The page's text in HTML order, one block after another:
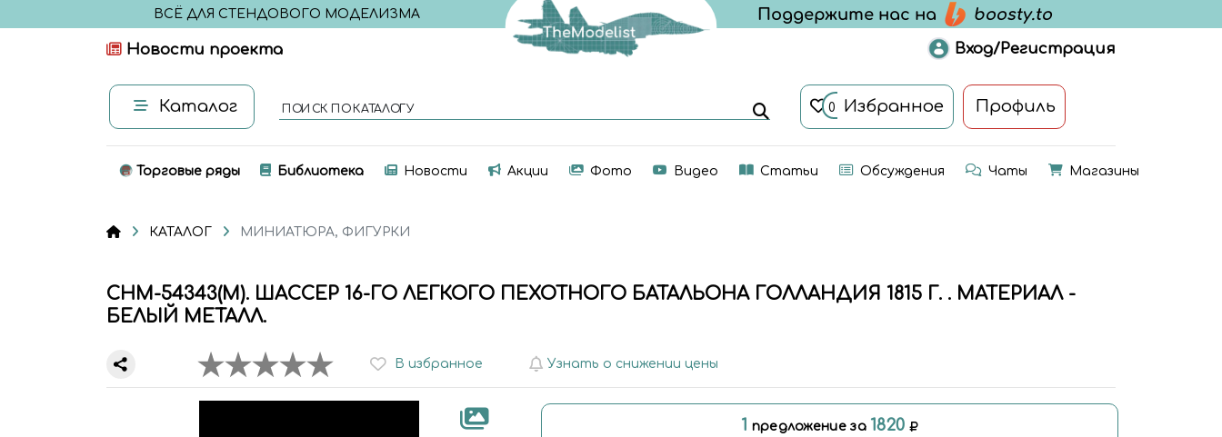
ВСЁ ДЛЯ СТЕНДОВОГО МОДЕЛИЗМА
Новости проекта Вход/Регистрация
Каталог ПОИСК ПО КАТАЛОГУ 0 Избранное Профиль
Торговые ряды Библиотека Новости Акции Фото Видео Статьи Обсуждения Чаты Магазины
КАТАЛОГ МИНИАТЮРА, ФИГУРКИ
CHM-54343(M). ШАССЕР 16-ГО ЛЕГКОГО ПЕХОТНОГО БАТАЛЬОНА ГОЛЛАНДИЯ 1815 Г. . МАТЕРИАЛ -
БЕЛЫЙ МЕТАЛЛ.
В избранное Узнать о снижении цены
1 предложение за 1820